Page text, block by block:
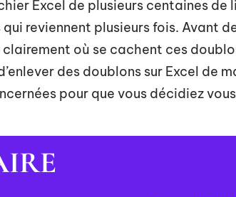
Excel de plusieurs centaines de
qui reviennent plusieurs fois. Avant
où se cachent ces
des doublons sur Excel de
pour que vous décidiez